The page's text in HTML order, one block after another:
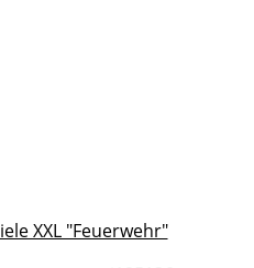
XXL "Feuerwehr"